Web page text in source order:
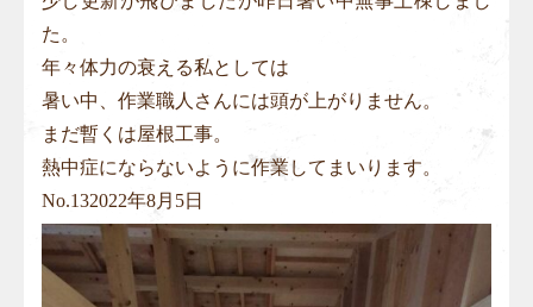
た。
年々体力の衰える私としては
暑い中、作業職人さんには頭が上がりません。
まだ暫くは屋根工事。
熱中症にならないように作業してまいります。
No.132022年8月5日